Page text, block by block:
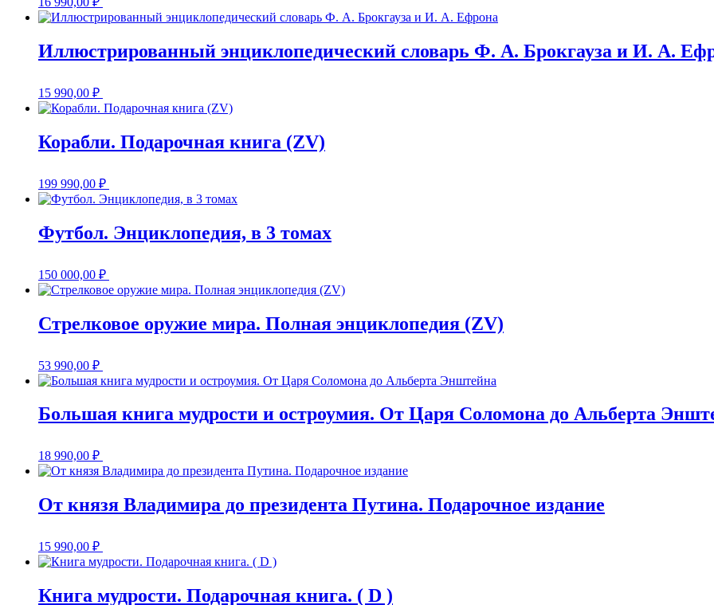
Иллюстрированный энциклопедический словарь Ф. А. Брокгауза и И. А.
15 990,00 ₽
Корабли. Подарочная книга (ZV)
199 990,00 ₽
Футбол. Энциклопедия, в 3 томах
150 000,00 ₽
Стрелковое оружие мира. Полная энциклопедия (ZV)
53 990,00 ₽
Большая книга мудрости и остроумия. От Царя Соломона до Альберта
18 990,00 ₽
От князя Владимира до президента Путина. Подарочное издание
15 990,00 ₽
Книга мудрости. Подарочная книга. ( D )